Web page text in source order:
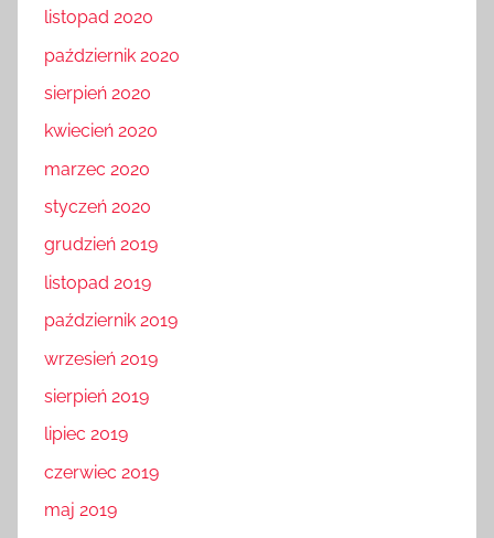
listopad 2020
październik 2020
sierpień 2020
kwiecień 2020
marzec 2020
styczeń 2020
grudzień 2019
listopad 2019
październik 2019
wrzesień 2019
sierpień 2019
lipiec 2019
czerwiec 2019
maj 2019